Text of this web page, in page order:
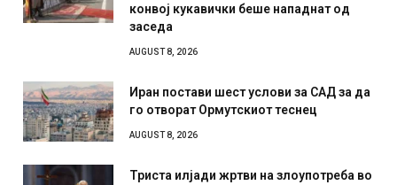
конвој кукавички беше нападнат од
заседа
AUGUST 8, 2026
Иран постави шест услови за САД за да
го отворат Ормутскиот теснец
AUGUST 8, 2026
Триста илјади жртви на злоупотреба во